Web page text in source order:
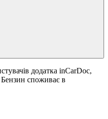
додатка inCarDoc,
споживає в